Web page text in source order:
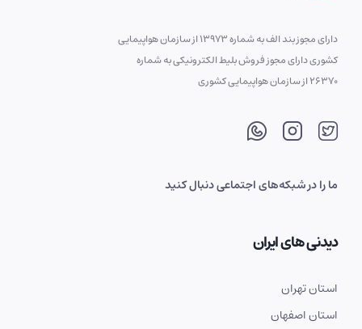
دارای مجوز بند الف به شماره 13973 از سازمان هواپیمایی
کشوری دارای مجوز فروش بلیط الکترونیکی به شماره
26370 از سازمان هواپیمایی کشوری
ما را در شبکه‌های اجتماعی دنبال کنید
دیدنی های ایران
استان تهران
استان اصفهان